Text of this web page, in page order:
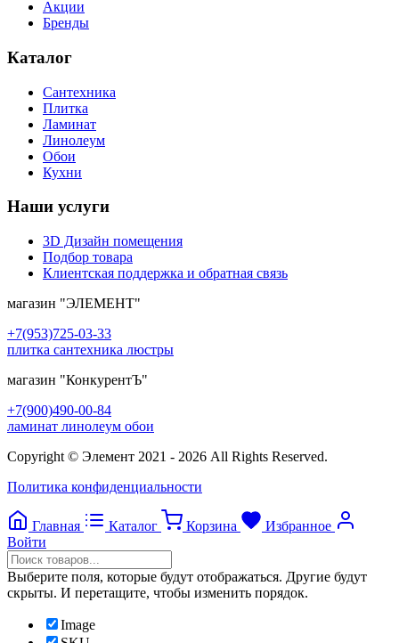
Акции
Бренды
Каталог
Сантехника
Плитка
Ламинат
Линолеум
Обои
Кухни
Наши услуги
3D Дизайн помещения
Подбор товара
Клиентская поддержка и обратная связь
магазин "ЭЛЕМЕНТ"
+7(953)725-03-33
плитка сантехника люстры
магазин "КонкурентЪ"
+7(900)490-00-84
ламинат линолеум обои
Copyright © Элемент 2021 - 2026 All Rights Reserved.
Политика конфиденциальности
Главная Каталог Корзина
Избранное
Войти
Выберите поля, которые будут отображаться. Другие будут
скрыты. И перетащите, чтобы изменить порядок.
Image